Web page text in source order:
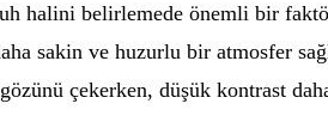
halini belirlemede önemli bir
sakin ve huzurlu bir atmosfer
çekerken, düşük kontrast